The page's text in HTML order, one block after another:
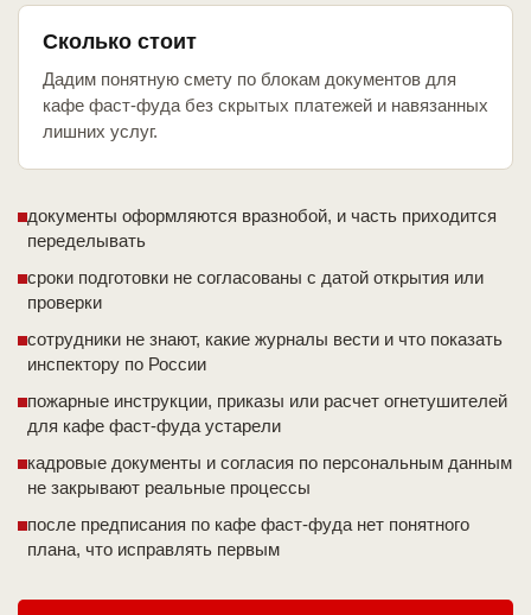
Сколько стоит
Дадим понятную смету по блокам документов для
кафе фаст-фуда без скрытых платежей и навязанных
лишних услуг.
документы оформляются вразнобой, и часть приходится
переделывать
сроки подготовки не согласованы с датой открытия или
проверки
сотрудники не знают, какие журналы вести и что показать
инспектору по России
пожарные инструкции, приказы или расчет огнетушителей
для кафе фаст-фуда устарели
кадровые документы и согласия по персональным данным
не закрывают реальные процессы
после предписания по кафе фаст-фуда нет понятного
плана, что исправлять первым